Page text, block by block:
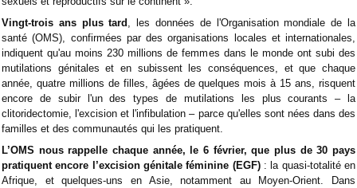
Vingt-trois ans plus tard , les données de l'Organisation mondiale de la
santé (OMS), confirmées par des organisations locales et internationales,
indiquent qu'au moins 230 millions de femmes dans le monde ont subi des
mutilations génitales et en subissent les conséquences, et que chaque
année, quatre millions de filles, âgées de quelques mois à 15 ans, risquent
encore de subir l'un des types de mutilations les plus courants – la
clitoridectomie, l'excision et l'infibulation – parce qu'elles sont nées dans des
familles et des communautés qui les pratiquent.
L’OMS nous rappelle chaque année, le 6 février, que plus de 30 pays
pratiquent encore l’excision génitale féminine (EGF): la quasi-totalité en
Afrique, et quelques-uns en Asie, notamment au Moyen-Orient. Dans